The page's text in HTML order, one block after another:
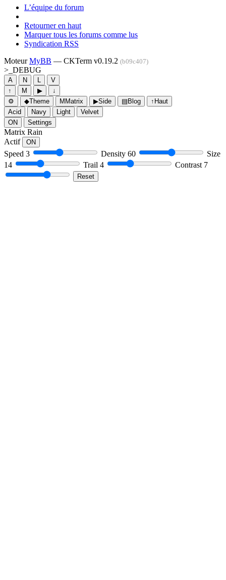
L’équipe du forum
Retourner en haut
Marquer tous les forums comme lus
Syndication RSS
MoteurMyBB — CKTerm v0.19.2 (b09c407)
>_ DEBUG
A N L
V
↑
M ▶
↓
⚙
◆Theme M Matrix ▶Side ▤Blog ↑ Haut
Acid
Navy Light
Velvet
ON
Settings
Matrix Rain
Actif
ON
Speed 3 Density 60
Size
14
Trail 4 Contrast 7
Reset